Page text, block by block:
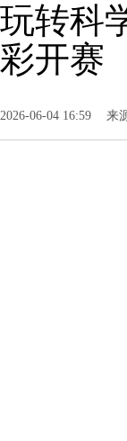
玩转科
彩开赛
2026-06-04 16:59 来